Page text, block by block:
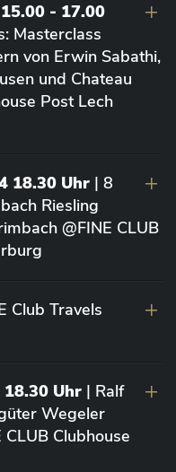
- 17.00
Masterclass
von Erwin Sabathi,
und Chateau
Post Lech
18.30 Uhr | 8
Riesling
@FINE CLUB
Club Travels
Uhr | Ralf
Wegeler
Clubhouse